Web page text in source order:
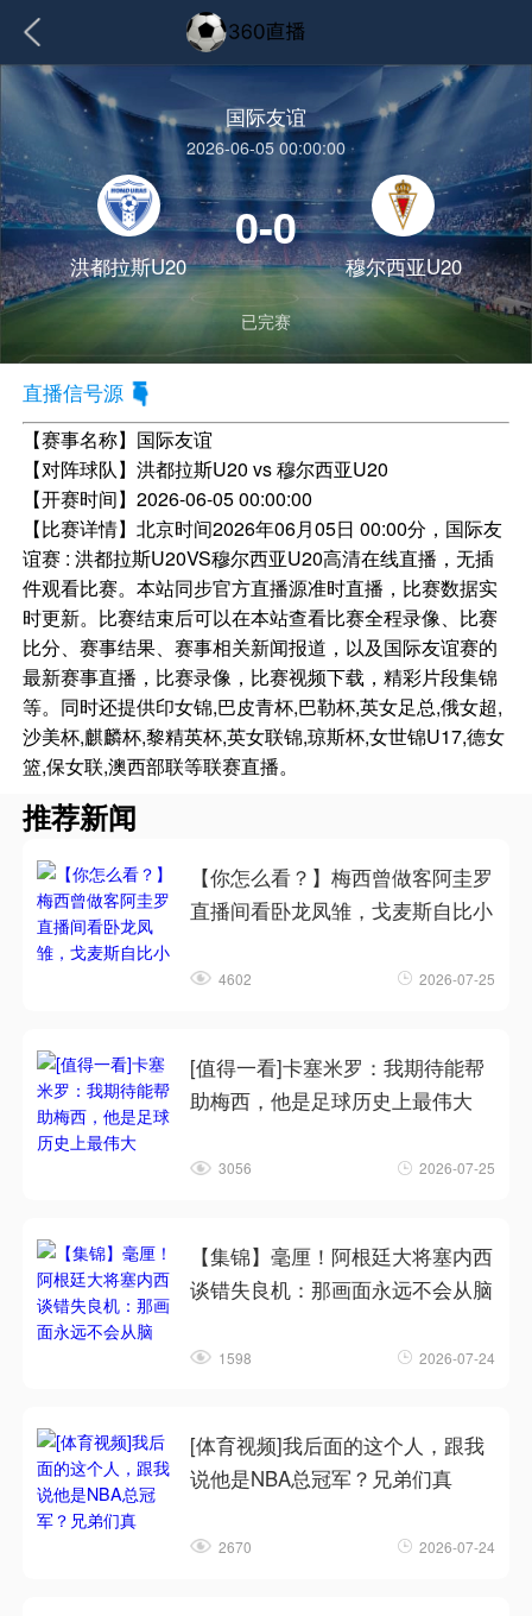
国际友谊
2026-06-05 00:00:00
洪都拉斯U20
0-0
穆尔西亚U20
已完赛
直播信号源
【赛事名称】 国际友谊
【对阵球队】洪都拉斯U20 vs 穆尔西亚U20
【开赛时间】2026-06-05 00:00:00
【比赛详情】北京时间2026年06月05日 00:00分，国际友
谊赛 : 洪都拉斯U20VS穆尔西亚U20高清在线直播，无插
件观看比赛。本站同步官方直播源准时直播，比赛数据实
时更新。比赛结束后可以在本站查看比赛全程录像、比赛
比分、赛事结果、赛事相关新闻报道，以及国际友谊赛的
最新赛事直播，比赛录像，比赛视频下载，精彩片段集锦
等。同时还提供印女锦,巴皮青杯,巴勒杯,英女足总,俄女超,
沙美杯,麒麟杯,黎精英杯,英女联锦,琼斯杯,女世锦U17,德女
篮,保女联,澳西部联等联赛直播。
推荐新闻
【你怎么看？】梅西曾做客阿圭罗
直播间看卧龙凤雏，戈麦斯自比小
4602 2026-07-25
[值得一看]卡塞米罗：我期待能帮
助梅西，他是足球历史上最伟大
3056 2026-07-25
【集锦】毫厘！阿根廷大将塞内西
谈错失良机：那画面永远不会从脑
1598 2026-07-24
[体育视频]我后面的这个人，跟我
说他是NBA总冠军？兄弟们真
2670 2026-07-24